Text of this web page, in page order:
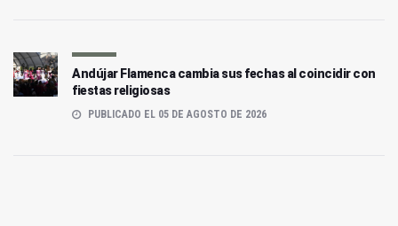
Andújar Flamenca cambia sus fechas al coincidir con
fiestas religiosas
PUBLICADO EL 05 DE AGOSTO DE 2026